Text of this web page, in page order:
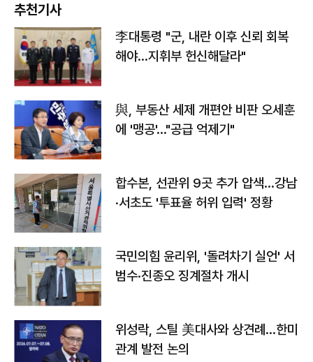
추천기사
李대통령 "군, 내란 이후 신뢰 회복
해야…지휘부 헌신해달라"
與, 부동산 세제 개편안 비판 오세훈
에 '맹공'…"공급 억제기"
합수본, 선관위 9곳 추가 압색…강남
·서초도 '투표율 허위 입력' 정황
국민의힘 윤리위, '돌려차기 실언' 서
범수·진종오 징계절차 개시
위성락, 스틸 美대사와 상견례…한미
관계 발전 논의